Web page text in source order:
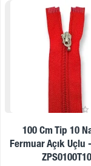
12 Cm Tip 10
Fermuar Metalik
Kapalı Uçlu -